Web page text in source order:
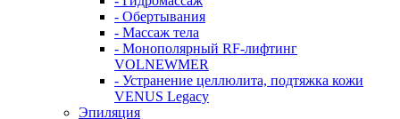
- Обертывания
- Массаж тела
- Монополярный RF-лифтинг
VOLNEWMER
- Устранение целлюлита, подтяжка кожи
VENUS Legacy
Эпиляция